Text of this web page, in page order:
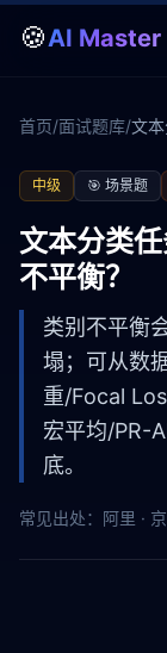
🍪AI Master
首页/面试题库/文
中级 🎯 场景题
文本分类
不平衡？
类别不平衡
塌；可从数
重/Focal
宏平均/PR-
底。
常见出处： 阿里 ·